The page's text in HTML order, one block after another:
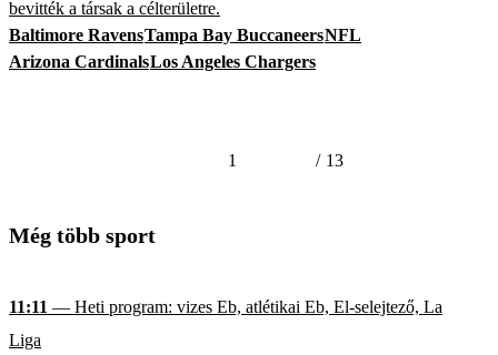
bevitték a társak a célterületre.
Baltimore RavensTampa Bay BuccaneersNFL
Arizona CardinalsLos Angeles Chargers
1 / 13
Még több sport
11:11 — Heti program: vizes Eb, atlétikai Eb, El-selejtező, La
Liga